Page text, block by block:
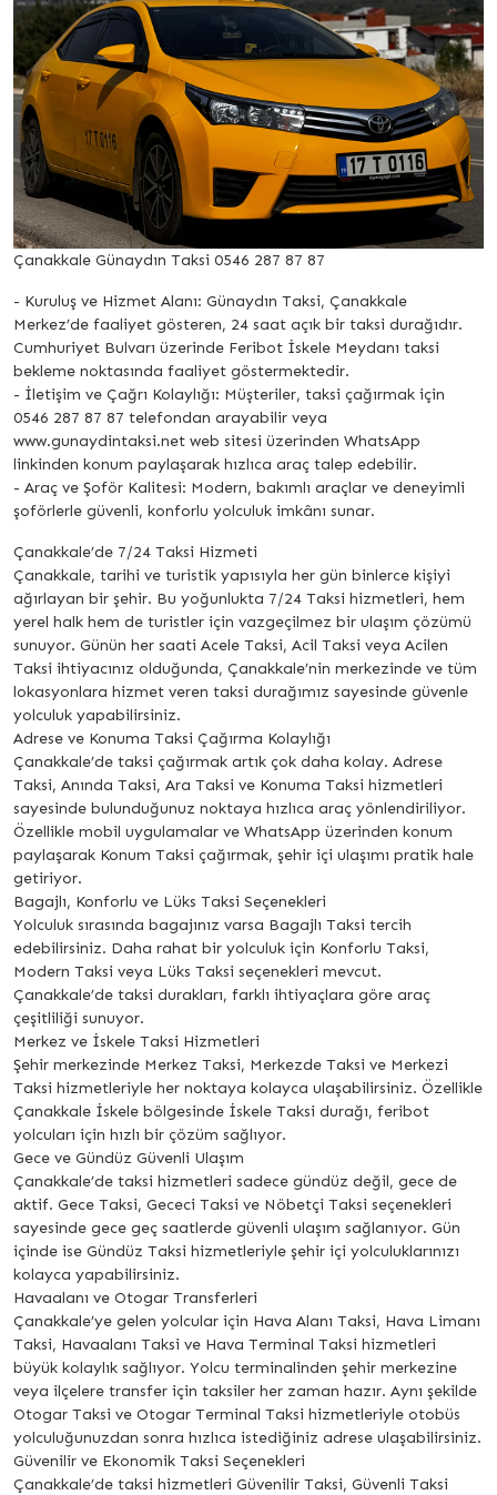
Çanakkale Günaydın Taksi 0546 287 87 87
- Kuruluş ve Hizmet Alanı: Günaydın Taksi, Çanakkale
Merkez’de faaliyet gösteren, 24 saat açık bir taksi durağıdır.
Cumhuriyet Bulvarı üzerinde Feribot İskele Meydanı taksi
bekleme noktasında faaliyet göstermektedir.
- İletişim ve Çağrı Kolaylığı: Müşteriler, taksi çağırmak için
0546 287 87 87 telefondan arayabilir veya
www.gunaydintaksi.net web sitesi üzerinden WhatsApp
linkinden konum paylaşarak hızlıca araç talep edebilir.
- Araç ve Şoför Kalitesi: Modern, bakımlı araçlar ve deneyimli
şoförlerle güvenli, konforlu yolculuk imkânı sunar.
Çanakkale’de 7/24 Taksi Hizmeti
Çanakkale, tarihi ve turistik yapısıyla her gün binlerce kişiyi
ağırlayan bir şehir. Bu yoğunlukta 7/24 Taksi hizmetleri, hem
yerel halk hem de turistler için vazgeçilmez bir ulaşım çözümü
sunuyor. Günün her saati Acele Taksi, Acil Taksi veya Acilen
Taksi ihtiyacınız olduğunda, Çanakkale’nin merkezinde ve tüm
lokasyonlara hizmet veren taksi durağımız sayesinde güvenle
yolculuk yapabilirsiniz.
Adrese ve Konuma Taksi Çağırma Kolaylığı
Çanakkale’de taksi çağırmak artık çok daha kolay. Adrese
Taksi, Anında Taksi, Ara Taksi ve Konuma Taksi hizmetleri
sayesinde bulunduğunuz noktaya hızlıca araç yönlendiriliyor.
Özellikle mobil uygulamalar ve WhatsApp üzerinden konum
paylaşarak Konum Taksi çağırmak, şehir içi ulaşımı pratik hale
getiriyor.
Bagajlı, Konforlu ve Lüks Taksi Seçenekleri
Yolculuk sırasında bagajınız varsa Bagajlı Taksi tercih
edebilirsiniz. Daha rahat bir yolculuk için Konforlu Taksi,
Modern Taksi veya Lüks Taksi seçenekleri mevcut.
Çanakkale’de taksi durakları, farklı ihtiyaçlara göre araç
çeşitliliği sunuyor.
Merkez ve İskele Taksi Hizmetleri
Şehir merkezinde Merkez Taksi, Merkezde Taksi ve Merkezi
Taksi hizmetleriyle her noktaya kolayca ulaşabilirsiniz. Özellikle
Çanakkale İskele bölgesinde İskele Taksi durağı, feribot
yolcuları için hızlı bir çözüm sağlıyor.
Gece ve Gündüz Güvenli Ulaşım
Çanakkale’de taksi hizmetleri sadece gündüz değil, gece de
aktif. Gece Taksi, Gececi Taksi ve Nöbetçi Taksi seçenekleri
sayesinde gece geç saatlerde güvenli ulaşım sağlanıyor. Gün
içinde ise Gündüz Taksi hizmetleriyle şehir içi yolculuklarınızı
kolayca yapabilirsiniz.
Havaalanı ve Otogar Transferleri
Çanakkale’ye gelen yolcular için Hava Alanı Taksi, Hava Limanı
Taksi, Havaalanı Taksi ve Hava Terminal Taksi hizmetleri
büyük kolaylık sağlıyor. Yolcu terminalinden şehir merkezine
veya ilçelere transfer için taksiler her zaman hazır. Aynı şekilde
Otogar Taksi ve Otogar Terminal Taksi hizmetleriyle otobüs
yolculuğunuzdan sonra hızlıca istediğiniz adrese ulaşabilirsiniz.
Güvenilir ve Ekonomik Taksi Seçenekleri
Çanakkale’de taksi hizmetleri Güvenilir Taksi, Güvenli Taksi